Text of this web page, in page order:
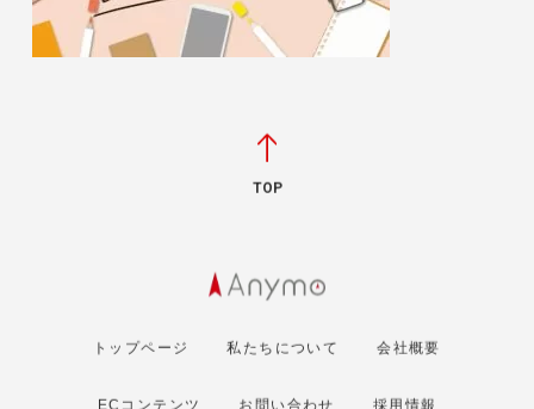
TOP
トップページ 私たちについて 会社概要
ECコンテンツ お問い合わせ 採用情報